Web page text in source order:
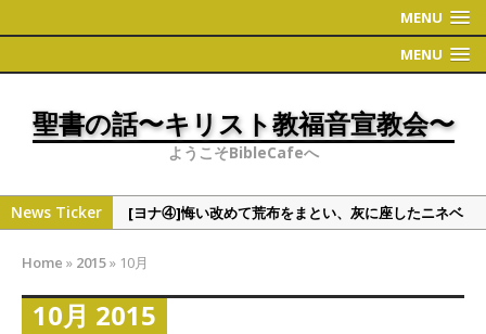
MENU
MENU
聖書の話〜キリスト教福音宣教会〜
ようこそBibleCafeへ
News Ticker
[ヨナ④]悔い改めて荒布をまとい、灰に座したニネベ
[偉人・有名人の聖書観①]学者シリーズ（人文・社会
系）
Home » 2015» 10月
10月 2015